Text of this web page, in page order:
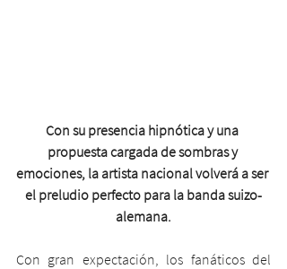
Con su presencia hipnótica y una
propuesta cargada de sombras y
emociones, la artista nacional volverá a ser
el preludio perfecto para la banda suizo-
alemana.
Con gran expectación, los fanáticos del